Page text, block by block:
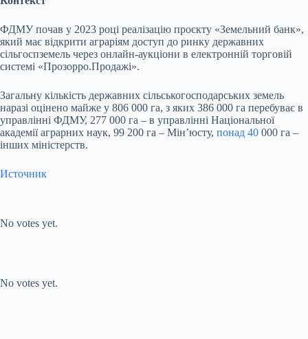
ФДМУ почав у 2023 році реалізацію проєкту «Земельний банк»,
який має відкрити аграріям доступ до ринку державних
сільгоспземель через онлайн-аукціони в електронній торговій
системі «Прозорро.Продажі».
Загальну кількість державних сільськогосподарських земель
наразі оцінено майже у 806 000 га, з яких 386 000 га перебуває в
управлінні ФДМУ, 277 000 га – в управлінні Національної
академії аграрних наук, 99 200 га – Мінʼюсту, понад 40 000 га –
інших міністерств.
Источник
No votes yet.
No votes yet.